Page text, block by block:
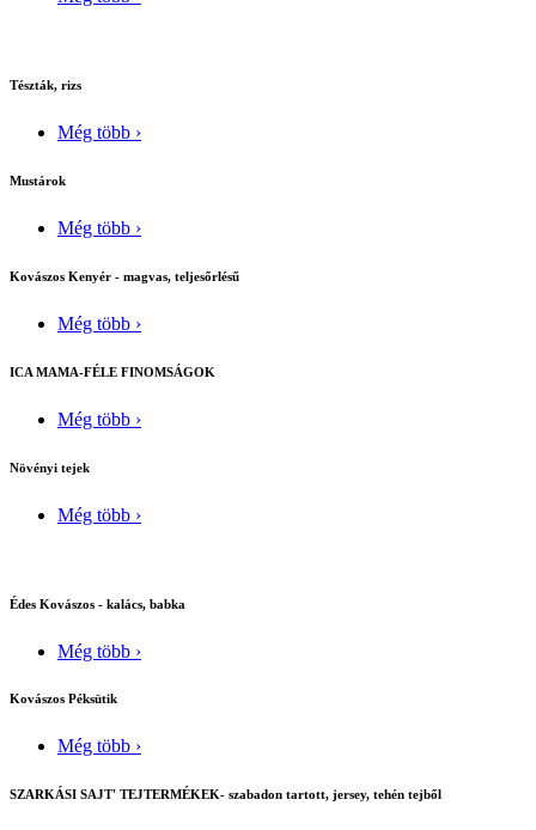
Tészták, rizs
Még több ›
Mustárok
Még több ›
Kovászos Kenyér - magvas, teljesőrlésű
Még több ›
ICA MAMA-FÉLE FINOMSÁGOK
Még több ›
Növényi tejek
Még több ›
Édes Kovászos - kalács, babka
Még több ›
Kovászos Péksütik
Még több ›
SZARKÁSI SAJT' TEJTERMÉKEK- szabadon tartott, jersey, tehén tejből